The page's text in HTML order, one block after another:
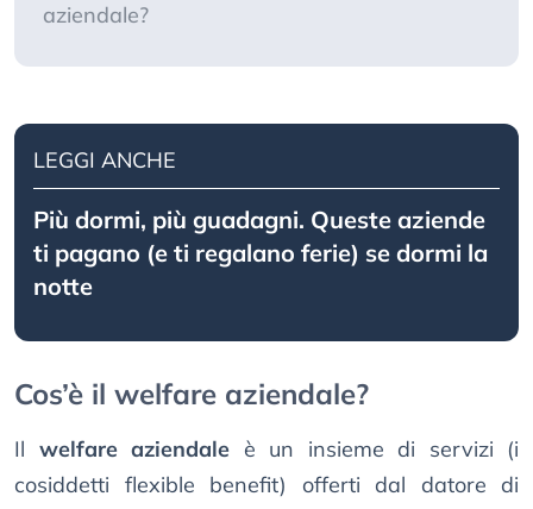
aziendale?
LEGGI ANCHE
Più dormi, più guadagni. Queste aziende
ti pagano (e ti regalano ferie) se dormi la
notte
Cos’è il welfare aziendale?
Il welfare aziendale è un insieme di servizi (i
cosiddetti flexible benefit) offerti dal datore di